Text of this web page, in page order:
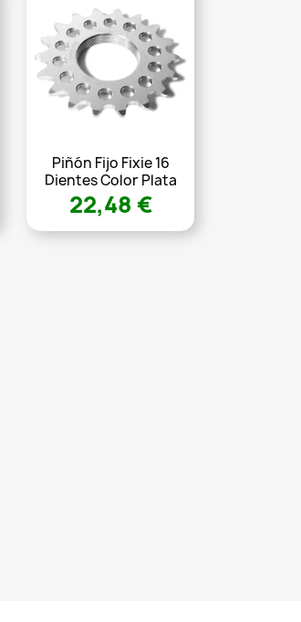
Piñón Fijo Fixie 16
Dientes Color Plata
22,48 €